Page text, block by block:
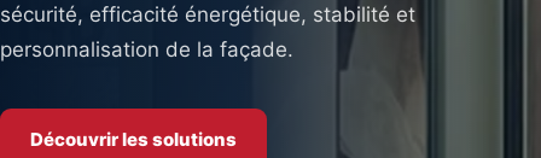
sécurité, efficacité énergétique, stabilité et
personnalisation de la façade.
Découvrir les solutions